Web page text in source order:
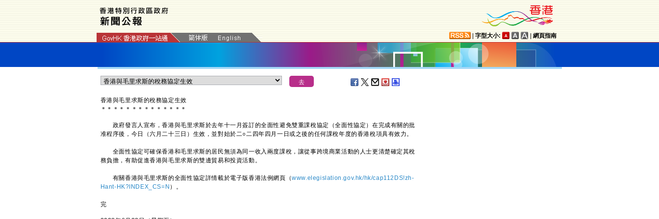
字型大小: 網頁指南
香港與毛里求斯的稅務協定生效
＊ ＊ ＊ ＊ ＊ ＊ ＊ ＊ ＊ ＊ ＊ ＊ ＊ ＊
政府發言人宣布，香港與毛里求斯於去年十一月簽訂的全面性避免雙重課稅協定（全面性協定）在完成有關的批
准程序後，今日（六月二十三日）生效，並對始於二○二四年四月一日或之後的任何課稅年度的香港稅項具有效力。
全面性協定可確保香港和毛里求斯的居民無須為同一收入兩度課稅，讓從事跨境商業活動的人士更清楚確定其稅
務負擔，有助促進香港與毛里求斯的雙邊貿易和投資活動。
有關香港與毛里求斯的全面性協定詳情載於電子版香港法例網頁（www.elegislation.gov.hk/hk/cap112DS!zh-
Hant-HK?INDEX_CS=N ）。
完